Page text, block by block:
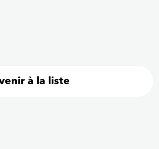
à la liste